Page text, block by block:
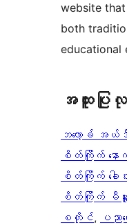
website
both
educational
အ​ထူး​ပြု​လု
ဘလော့ခ် အယ်ဒီ
စိတ်ကြိုက် နေ
စိတ်ကြိုက် ခေါင်
စိတ်ကြိုက် မီနူ
စတိုင်, ပညာရ